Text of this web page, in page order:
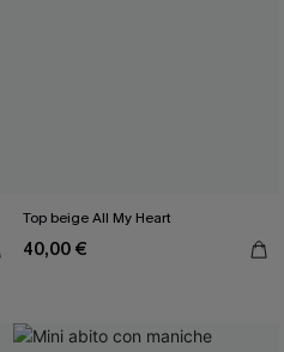
Top beige All My Heart
40,00 €